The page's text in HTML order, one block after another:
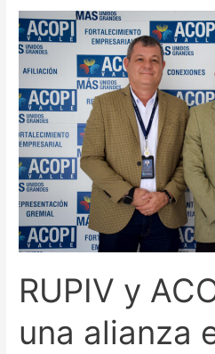
RUPIV y
una alianza
RUPIV
y
ACOPI
Valle:
una
alianza
estratégica
por
la
innovación
y
desarrollo